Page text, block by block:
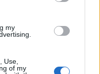
my
Use,
of my
annak is, ha nem
a cikk először a
jelent meg.